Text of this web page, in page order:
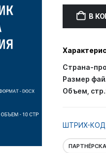
В
Страна-
Размер
Объем,
ШТРИХ-КОД